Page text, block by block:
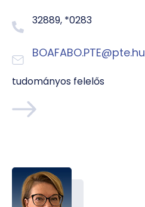
32889, *0283
BOAFABO.PTE@pte.hu
tudományos felelős